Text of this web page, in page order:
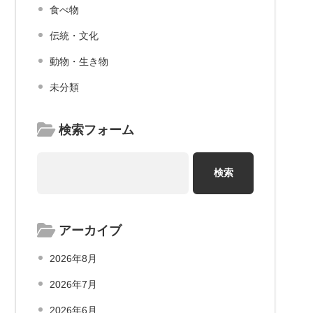
食べ物
伝統・文化
動物・生き物
未分類
検索フォーム
アーカイブ
2026年8月
2026年7月
2026年6月